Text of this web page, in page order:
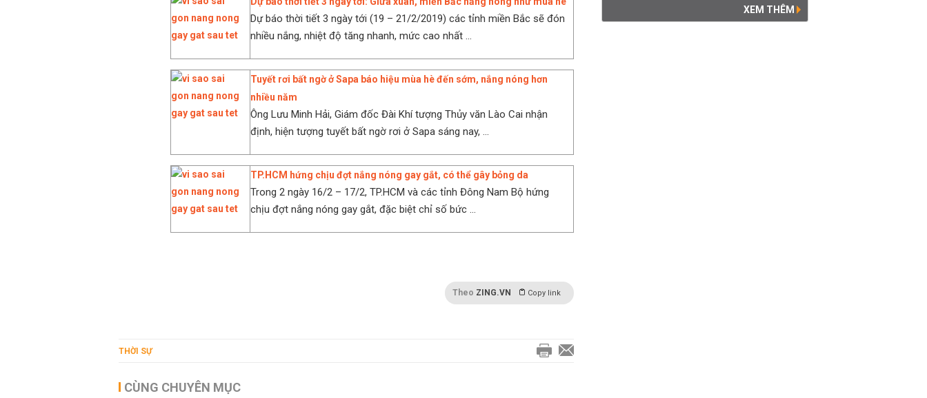
Dự báo thời tiết 3 ngày tới (19 – 21/2/2019) các tỉnh miền Bắc sẽ đón
nhiều nắng, nhiệt độ tăng nhanh, mức cao nhất ...
Tuyết rơi bất ngờ ở Sapa báo hiệu mùa hè đến sớm, nắng nóng hơn
nhiều năm
Ông Lưu Minh Hải, Giám đốc Đài Khí tượng Thủy văn Lào Cai nhận
định, hiện tượng tuyết bất ngờ rơi ở Sapa sáng nay, ...
TP.HCM hứng chịu đợt nắng nóng gay gắt, có thể gây bỏng da
Trong 2 ngày 16/2 – 17/2, TP.HCM và các tỉnh Đông Nam Bộ hứng
chịu đợt nắng nóng gay gắt, đặc biệt chỉ số bức ...
Theo ZING.VN Copy link
THỜI SỰ
CÙNG CHUYÊN MỤC
XEM THÊM